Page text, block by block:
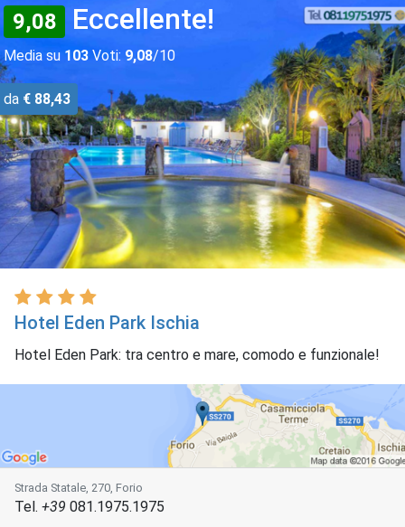
9,08 Eccellente!
Media su 103 Voti: 9,08/10
da € 88,43
Hotel Eden Park Ischia
Hotel Eden Park: tra centro e mare, comodo e funzionale!
Strada Statale, 270, Forio
Tel. +39 081.1975.1975